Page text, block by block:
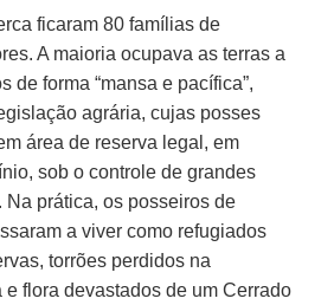
ficaram 80 famílias de
A maioria ocupava as terras a
de forma “mansa e pacífica”,
agrária, cujas posses
área de reserva legal, em
sob o controle de grandes
Na prática, os posseiros de
a viver como refugiados
torrões perdidos na
e flora devastados de um Cerrado